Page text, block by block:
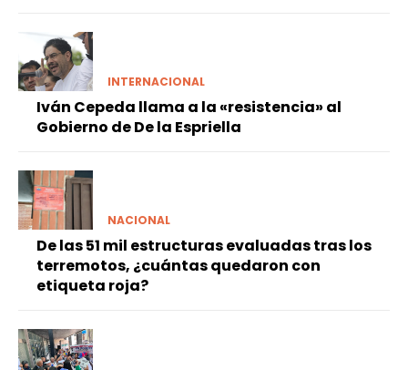
INTERNACIONAL
Iván Cepeda llama a la «resistencia» al
Gobierno de De la Espriella
NACIONAL
De las 51 mil estructuras evaluadas tras los
terremotos, ¿cuántas quedaron con
etiqueta roja?